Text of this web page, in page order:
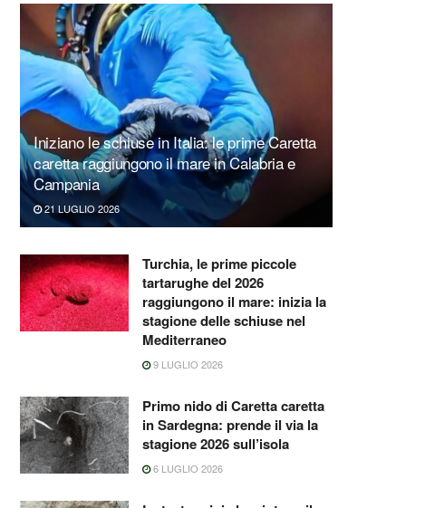
Iniziano le schiuse in Italia: le prime Caretta
caretta raggiungono il mare in Calabria e
Campania
21 LUGLIO 2026
Turchia, le prime piccole
tartarughe del 2026
raggiungono il mare: inizia la
stagione delle schiuse nel
Mediterraneo
9 LUGLIO 2026
Primo nido di Caretta caretta
in Sardegna: prende il via la
stagione 2026 sull’isola
6 LUGLIO 2026